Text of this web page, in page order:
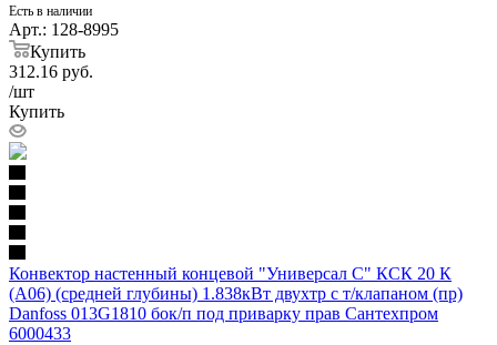
Есть в наличии
Арт.: 128-8995
Купить
312.16 руб.
/шт
Купить
Конвектор настенный концевой "Универсал С" КСК 20 К
(А06) (средней глубины) 1.838кВт двухтр с т/клапаном (пр)
Danfoss 013G1810 бок/п под приварку прав Сантехпром
6000433